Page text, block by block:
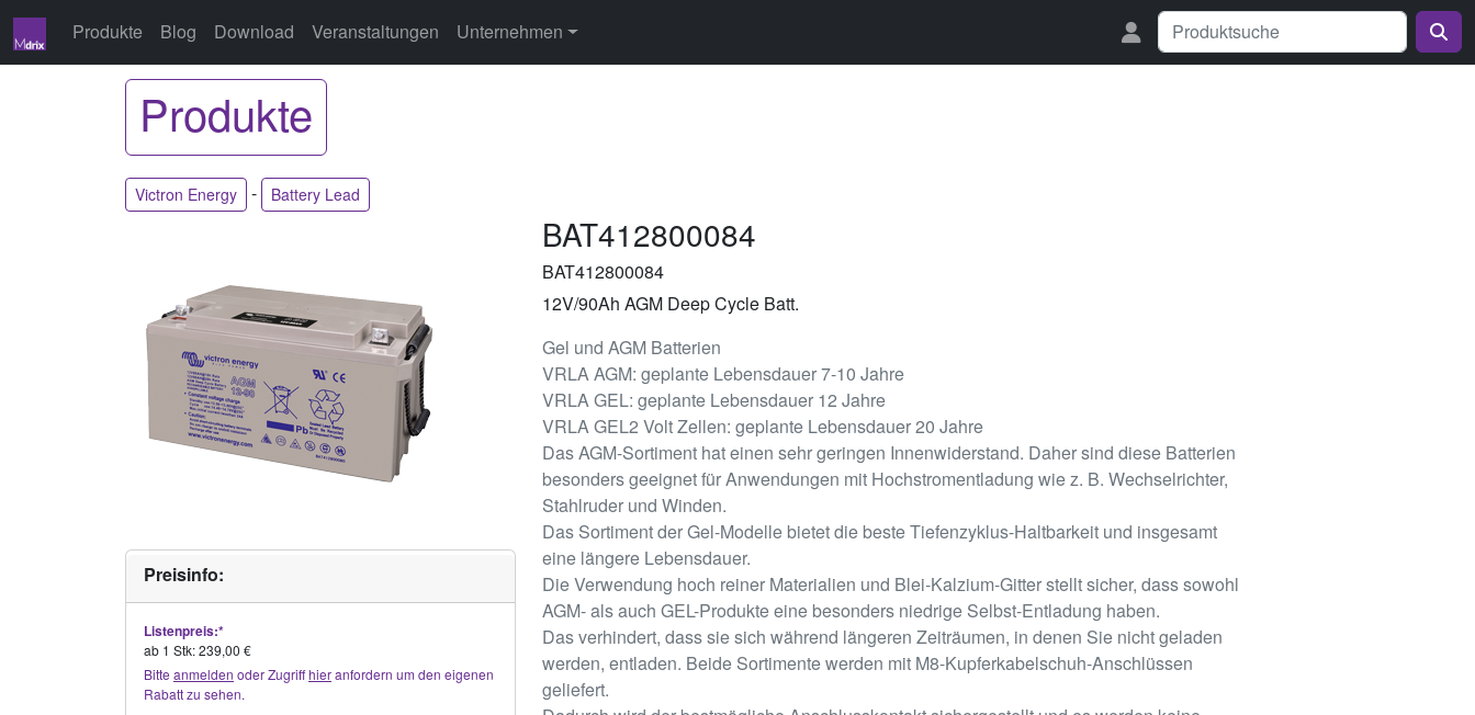
Produkte Blog Download Veranstaltungen Unternehmen
Produkte
Victron Energy - Battery Lead
Preisinfo:
Listenpreis:*
ab 1 Stk: 239,00 €
Bitte anmelden oder Zugriffhieranfordern um den eigenen
Rabatt zu sehen.
BAT412800084
BAT412800084
12V/90Ah AGM Deep Cycle Batt.
Gel und AGM Batterien
VRLA AGM: geplante Lebensdauer 7-10 Jahre
VRLA GEL: geplante Lebensdauer 12 Jahre
VRLA GEL2 Volt Zellen: geplante Lebensdauer 20 Jahre
Das AGM-Sortiment hat einen sehr geringen Innenwiderstand. Daher sind diese Batterien
besonders geeignet für Anwendungen mit Hochstromentladung wie z. B. Wechselrichter,
Stahlruder und Winden.
Das Sortiment der Gel-Modelle bietet die beste Tiefenzyklus-Haltbarkeit und insgesamt
eine längere Lebensdauer.
Die Verwendung hoch reiner Materialien und Blei-Kalzium-Gitter stellt sicher, dass sowohl
AGM- als auch GEL-Produkte eine besonders niedrige Selbst-Entladung haben.
Das verhindert, dass sie sich während längeren Zeiträumen, in denen Sie nicht geladen
werden, entladen. Beide Sortimente werden mit M8-Kupferkabelschuh-Anschlüssen
geliefert.